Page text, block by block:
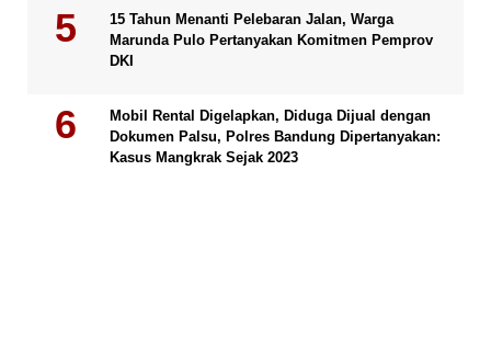
15 Tahun Menanti Pelebaran Jalan, Warga
Marunda Pulo Pertanyakan Komitmen Pemprov
DKI
Mobil Rental Digelapkan, Diduga Dijual dengan
Dokumen Palsu, Polres Bandung Dipertanyakan:
Kasus Mangkrak Sejak 2023